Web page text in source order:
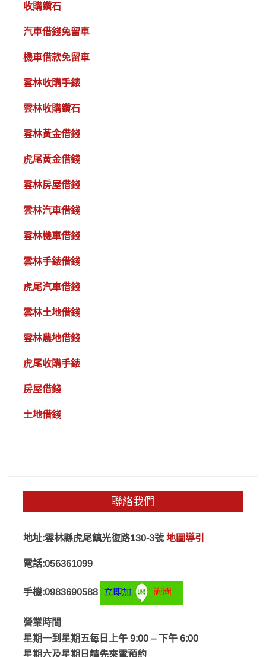
收購鑽石
汽車借錢免留車
機車借款免留車
雲林收購手錶
雲林收購鑽石
雲林黃金借錢
虎尾黃金借錢
雲林房屋借錢
雲林汽車借錢
雲林機車借錢
雲林手錶借錢
虎尾汽車借錢
雲林土地借錢
雲林農地借錢
虎尾收購手錶
房屋借錢
土地借錢
聯絡我們
地址:雲林縣虎尾鎮光復路130-3號地圖導引
電話:056361099
手機:0983690588
營業時間
星期一到星期五每日上午 9:00 – 下午 6:00
星期六及星期日請先來電預約